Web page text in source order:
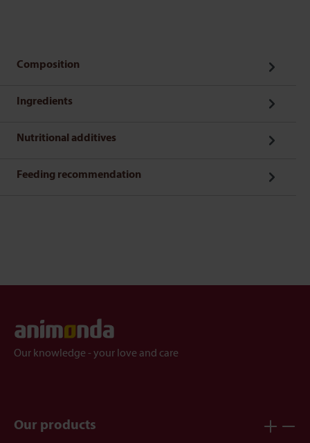
Composition
Ingredients
Nutritional additives
Feeding recommendation
Our knowledge - your love and care
Our products